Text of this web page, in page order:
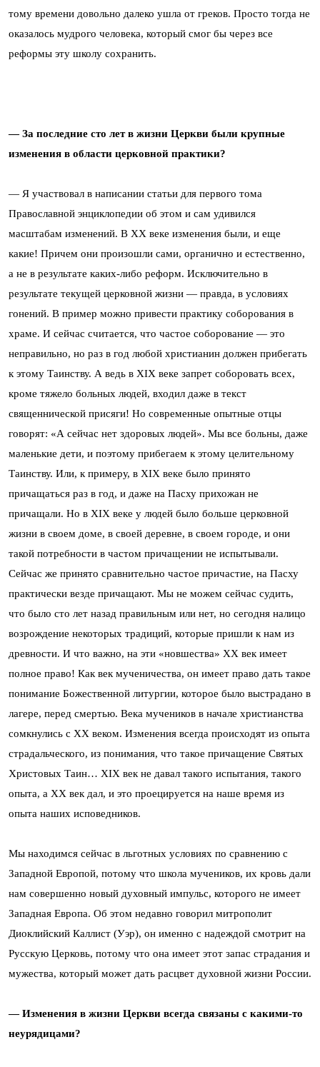
тому времени довольно далеко ушла от греков. Просто тогда не
оказалось мудрого человека, который смог бы через все
реформы эту школу сохранить.
— За последние сто лет в жизни Церкви были крупные
изменения в области церковной практики?
— Я участвовал в написании статьи для первого тома
Православной энциклопедии об этом и сам удивился
масштабам изменений. В XX веке изменения были, и еще
какие! Причем они произошли сами, органично и естественно,
а не в результате каких-либо реформ. Исключительно в
результате текущей церковной жизни — правда, в условиях
гонений. В пример можно привести практику соборования в
храме. И сейчас считается, что частое соборование — это
неправильно, но раз в год любой христианин должен прибегать
к этому Таинству. А ведь в XIX веке запрет соборовать всех,
кроме тяжело больных людей, входил даже в текст
священнической присяги! Но современные опытные отцы
говорят: «А сейчас нет здоровых людей». Мы все больны, даже
маленькие дети, и поэтому прибегаем к этому целительному
Таинству. Или, к примеру, в XIX веке было принято
причащаться раз в год, и даже на Пасху прихожан не
причащали. Но в XIX веке у людей было больше церковной
жизни в своем доме, в своей деревне, в своем городе, и они
такой потребности в частом причащении не испытывали.
Сейчас же принято сравнительно частое причастие, на Пасху
практически везде причащают. Мы не можем сейчас судить,
что было сто лет назад правильным или нет, но сегодня налицо
возрождение некоторых традиций, которые пришли к нам из
древности. И что важно, на эти «новшества» ХХ век имеет
полное право! Как век мученичества, он имеет право дать такое
понимание Божественной литургии, которое было выстрадано в
лагере, перед смертью. Века мучеников в начале христианства
сомкнулись с XX веком. Изменения всегда происходят из опыта
страдальческого, из понимания, что такое причащение Святых
Христовых Таин… ХIХ век не давал такого испытания, такого
опыта, а ХХ век дал, и это проецируется на наше время из
опыта наших исповедников.
Мы находимся сейчас в льготных условиях по сравнению с
Западной Европой, потому что школа мучеников, их кровь дали
нам совершенно новый духовный импульс, которого не имеет
Западная Европа. Об этом недавно говорил митрополит
Диоклийский Каллист (Уэр), он именно с надеждой смотрит на
Русскую Церковь, потому что она имеет этот запас страдания и
мужества, который может дать расцвет духовной жизни России.
— Изменения в жизни Церкви всегда связаны с какими-то
неурядицами?